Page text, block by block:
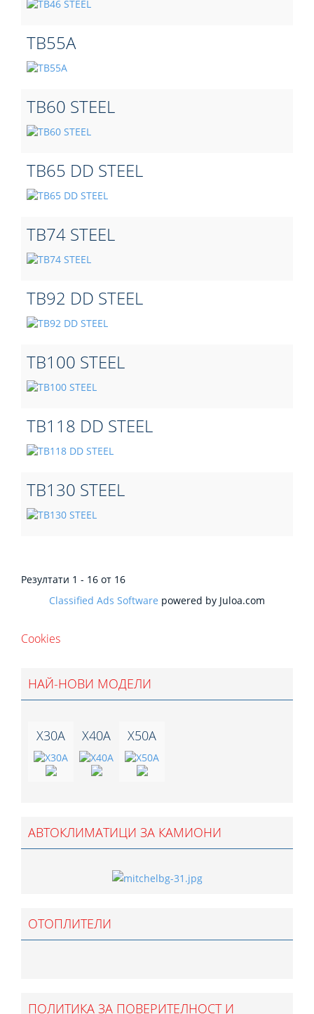
TB55A
TB60 STEEL
TB65 DD STEEL
TB74 STEEL
TB92 DD STEEL
ТВ100 STEEL
TB118 DD STEEL
TB130 STEEL
Резултати 1 - 16 от 16
Classified Ads Software powered by Juloa.com
Cookies
НАЙ-НОВИ МОДЕЛИ
X30A X40A X50A
АВТОКЛИМАТИЦИ ЗА КАМИОНИ
ОТОПЛИТЕЛИ
ПОЛИТИКА ЗА ПОВЕРИТЕЛНОСТ И